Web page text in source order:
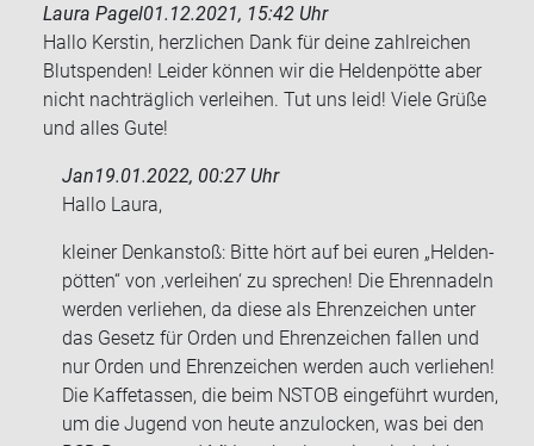
Laura Pagel01.12.2021, 15:42 Uhr
Hallo Kerstin, herzlichen Dank für deine zahlreichen
Blutspenden! Leider können wir die Heldenpötte aber
nicht nachträglich verleihen. Tut uns leid! Viele Grüße
und alles Gute!
Jan19.01.2022, 00:27 Uhr
Hallo Laura,
klei­ner Denk­an­stoß: Bitte hört auf bei euren „Hel­den­
pöt­ten“ von ‚ver­lei­hen‘ zu spre­chen! Die Eh­ren­na­deln
wer­den ver­lie­hen, da diese als Eh­ren­zei­chen unter
das Ge­setz für Orden und Eh­ren­zei­chen fal­len und
nur Orden und Eh­ren­zei­chen wer­den auch ver­lie­hen!
Die Kaff­e­tas­sen, die beim NSTOB ein­ge­führt wur­den,
um die Ju­gend von heute an­zu­lo­cken, was bei den